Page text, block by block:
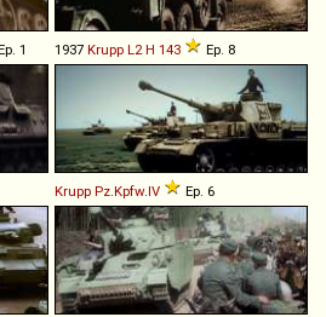
1 1937 Krupp L2 H 143 Ep. 8
Krupp Pz.Kpfw.IV Ep. 6